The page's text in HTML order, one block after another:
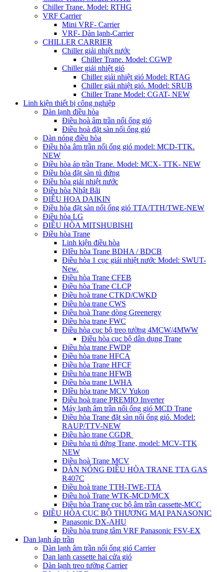
Chiller Trane. Model: RTHG
VRF Carrier
Mini VRF- Carrier
VRF- Dàn lạnh-Carrier
CHILLER CARRIER
Chiller giải nhiệt nước
Chiller Trane. Model: CGWP
Chiller giải nhiệt gió
Chiller giải nhiệt gió Model: RTAG
Chiller giải nhiệt gió. Model: SRUB
Chiller Trane Model: CGAT- NEW
Linh kiện thiết bị công nghiệp
Dàn lạnh điều hòa
Điều hoà âm trần nối ống gió
Điều hoà đặt sàn nối ống gió
Dàn nóng điều hòa
Điều hòa âm trần nối ống gió model: MCD-TTK.
NEW
Điều hòa áp trần Trane. Model: MCX- TTK- NEW
Điều hòa đặt sàn tủ đứng
Điều hòa giải nhiệt nước
Điều hòa Nhật Bãi
ĐIÊU HOA DAIKIN
Điều hòa đặt sàn nối ống gió TTA/TTH/TWE-NEW
Điều hòa LG
ĐIỀU HÒA MITSHUBISHI
Điều hòa Trane
Linh kiện điều hòa
ĐIều hòa Trane BDHA / BDCB
Điều hòa 1 cục giải nhiệt nước Model: SWUT-
New.
Điều hòa Trane CFEB
Điều hòa Trane CLCP
Điều hoà trane CTKD/CWKD
Điều hòa trane CWS
Điều hoà Trane dòng Greenergy
Điều hòa trane FWC
Điều hòa cục bộ treo tường 4MCW/4MWW
Điều hòa cục bộ dân dụng Trane
Điều hòa trane FWDP
Điều hòa trane HFCA
Điều hòa Trane HFCF
Điều hòa trane HFWB
Điều hòa trane LWHA
ĐIều hòa trane MCV Yukon
Điều hoà trane PREMIO Inverter
Máy lạnh âm trần nối ống gió MCD Trane
Điều hòa Trane đặt sàn nối ống gió. Model:
RAUP/TTV-NEW
Điều hào trane CGDR
Điều hòa tủ đứng Trane, model: MCV-TTK
NEW
Điều hoà Trane MCV
DÀN NÓNG ĐIỀU HÒA TRANE TTA GAS
R407C
Điều hoà trane TTH-TWE-TTA
Điều hoà Trane WTK-MCD/MCX
Điều hòa Trane cục bộ âm trần cassette-MCC
ĐIỀU HÒA CỤC BỘ THƯƠNG MẠI PANASONIC
Panasonic DX-AHU
Điều hòa trung tâm VRF Panasonic FSV-EX
Dan lạnh áp trần
Dàn lạnh âm trần nối ống gió Carrier
Dan lanh cassette hai cửa gió
Dàn lạnh treo tường Carrier